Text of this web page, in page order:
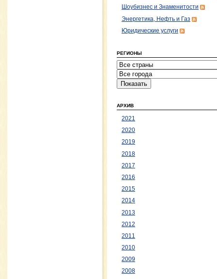
Шоубизнес и Знаменитости
Энергетика, Нефть и Газ
Юридические услуги
РЕГИОНЫ
АРХИВ
2021
2020
2019
2018
2017
2016
2015
2014
2013
2012
2011
2010
2009
2008